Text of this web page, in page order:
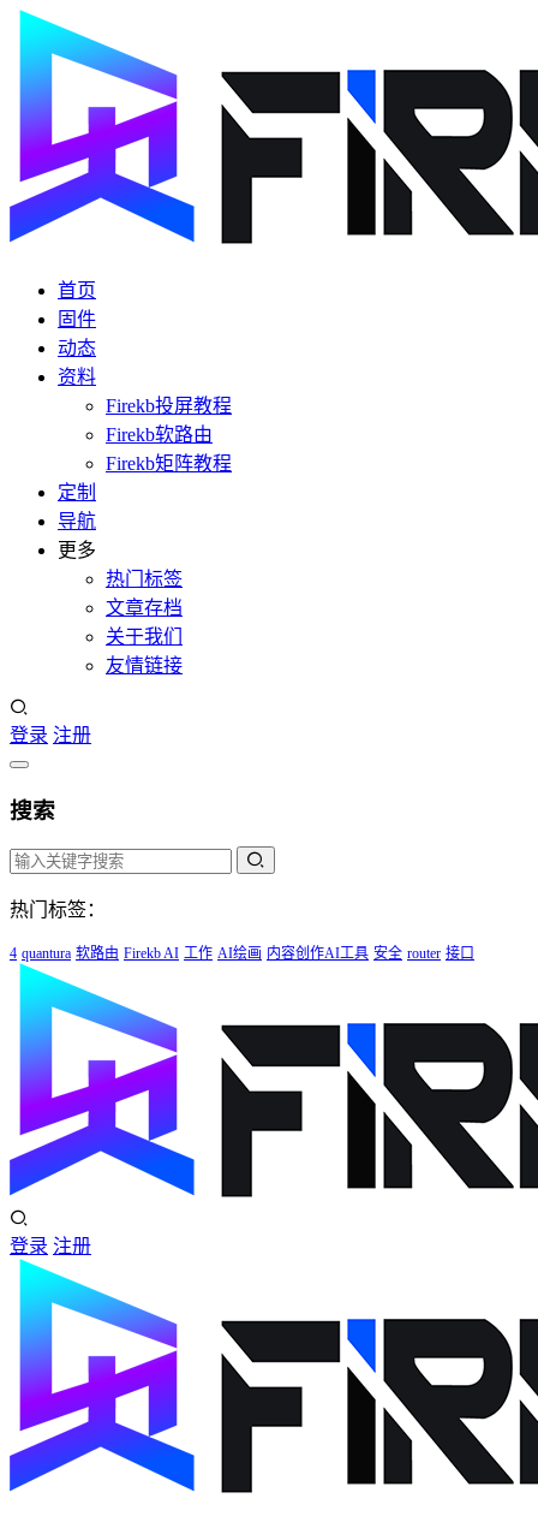
首页
固件
动态
资料
Firekb投屏教程
Firekb软路由
Firekb矩阵教程
定制
导航
更多
热门标签
文章存档
关于我们
友情链接
登录 注册
搜索
热门标签：
4 quantura 软路由 Firekb AI 工作 AI绘画 内容创作AI工具 安全 router 接口
登录 注册